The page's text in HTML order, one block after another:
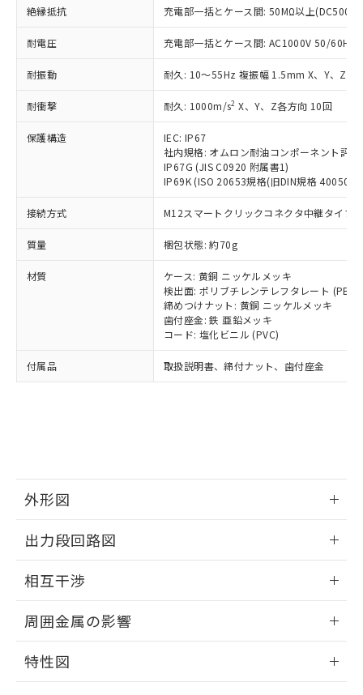
絶縁抵抗 充電部一括とケース間: 50MΩ以上(DC500V
耐電圧 充電部一括とケース間: AC1000V 50/60Hz
耐振動 耐久: 10～55Hz 複振幅 1.5mm X、Y、Z各
耐衝撃 耐久: 1000m/s2 X、Y、Z各方向 10回
保護構造
IEC: IP67
社内規格: オムロン耐油コンポーネント評
IP67G (JIS C0920 附属書1)
IP69K (ISO 20653規格(旧DIN規格 40050
接続方式 M12スマートクリックコネクタ中継タイプ
質量 梱包状態: 約70g
材質
ケース: 黄銅 ニッケルメッキ
検出面: ポリブチレンテレフタレート (PBT)
締めつけナット: 黄銅 ニッケルメッキ
歯付座金: 鉄 亜鉛メッキ
コード: 塩化ビニル (PVC)
付属品 取扱説明書、締付ナット、歯付座金
外形図
外形図
出力段回路図
出力段回路図
相互干渉
相互干渉
周囲金属の影響
周囲金属の影響
特性図
ことをご了承ください。
在庫状況および標準価格照会結果は、
記載している更新日時点での社内デー
タに基づき作成されるものであり、閲
覧された時点での実際の在庫および標
準価格とは異なる場合があることをご
了承ください。
様のお取引先、またはお客様担当のオ
ムロン制御機器販売店・当社販売員に
ご相談ください。
オムロン制御機器販売店や当社販売拠
販売ネットワーク
」をご確認
在庫状況および標準価格結果を当社の
事前の承諾なく第三者に漏洩または開
示しないようお願いします。
マイパーツ機能（部品リスト作成サー
ビス）をご利用いただくには、I-Web
メンバーズにご登録されている必要が
お客様が当ウェブサイト上で当社にご
登録された部品リストについて、当社
指します。
むを得ず変更することがあります。
ミウム(Cd) 100ppm以下、
六価クロム(Cr(Ⅵ)) 1000ppm以下、ポリ臭化ビフェニル
類(PBB) 1000ppm以下、ポリ臭化ジフェニルエーテル類
(PBDE) 1000ppm以下、フタル酸ビス(2-エチルヘキシ
ル) (DEHP)(別名：DOP) 1000ppm以下、フタル酸ブチ
ルベンジル（BBP） 1000ppm以下、フタル酸ジブチル
（DBP） 1000ppm以下、フタル酸ジイソブチル
但し、RoHS指令で産業用監視および制御機器に対する
フタル酸エステル類の４物質については閾値を超える意
図的な使用がないことを確認しています。
※2 対応予定月
部品在庫の切り替え状況などにより、予定
月が前後することがあります。
※3 非含有証明書ダウンロード
51物質の非含有証明書（当社基準）
※本証明書は発行日時点で非含有を証明す
ものではありません。
また、RoHS指令のフタル酸エステル類４
物質の対応では、対応完了までの期間は出
荷製品に未対応品が混在することから備考
欄に対応日を記載しておりました。
既に当社にて対応品への在庫切替を完了
す。
「－」：未確認です。当社販売部門へお問
*中国RoHS10物質の基準値 (GB/T26572)：
Pb(鉛) :1000ppm、 Hg(水銀) : 1000ppm、 Cd(カドミウ
Cr(Ⅵ)(六価クロム) : 1000ppm、 PBBs(ポリ臭化ビフェ
DBP(フタル酸ジブチル) : 1000ppm、 DIBP(フタル酸ジ
イソブチル) : 1000ppm、 BBP(フタル酸ブチルベンジ
DEHP(フタル酸ビス(2-エチルヘキシル)) : 1000ppm
※2 環境保護使用期限
「ｅ」：有害物質（10物質）のすべてが基
準値以下であることを示します。
「10」：通常の使用状況下において有害物
質が外部に漏えいし、環境に深刻な影響を
及ぼさない年数を意味します。
「－」：未確認です。当社販売部門へお問
い合わせください。
当社は、これら貴社製品のうち、外国
為替および外国貿易法に定める商品
（以下｢規制貨物等」という）を輸出
または国外への提供する場合は、日本
国政府の輸出許可(または役務取引許
可)を取得するなどの必要な手続きを
当社は規制貨物を破棄する場合は、完
全に破砕するなど、違法に輸出されな
いよう必要な手段を講じます。
当社は貴社製品を、核兵器、ミサイ
ル、化学兵器、生物兵器またはその他
武器並びにこれらの製造装置等に一切
使用いたしません。
当社は、貴社製品を第三者に販売する
場合は、上記1、2および3の内容を当
該第三者に通知します。また当社は、
販売先および販売に係わる関係者が違
法に輸出するおそれがある場合は、取
り引きをいたしません。
一定数以上の在庫あり
一定数には満たないが在庫あり
在庫なし(最新の在庫状況につ
いては、お客様のお取引先、ま
たはお客様担当のオムロン制御
機器販売店・当社販売員にご確
認ください)
受注生産機種、また在庫状況の
情報を公開していない機種